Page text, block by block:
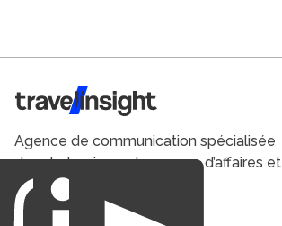
Travel Insight
Agence de communication spécialisée
dans le tourisme du voyage d’affaires et
du loisirs.